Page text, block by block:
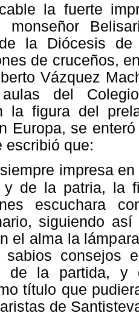
la fuerte
monseñor
la Diócesis de
de cruceños,
Vázquez
del
la figura del
Europa, se
escribió que:
impresa
y de la patria, la
escuchara
siguiendo
el alma la
consejos
de la partida, y
título que
de